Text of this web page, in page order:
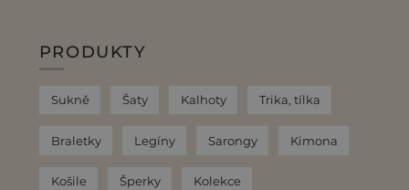
PRODUKTY
Sukně Šaty Kalhoty Trika, tílka
Braletky Legíny Sarongy Kimona
Košile Šperky Kolekce